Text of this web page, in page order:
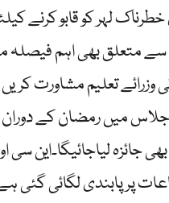
لہر کو قابو کرنے
متعلق بھی اہم فیصلہ
وزرائے تعلیم مشاورت
میں رمضان کے دوران
جائزہ
پر پابندی لگائی گئی